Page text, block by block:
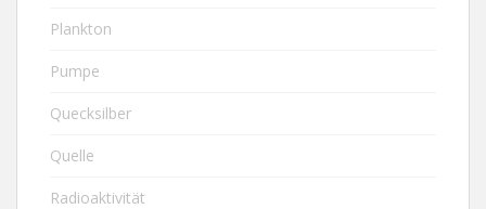
Plankton
Pumpe
Quecksilber
Quelle
Radioaktivität